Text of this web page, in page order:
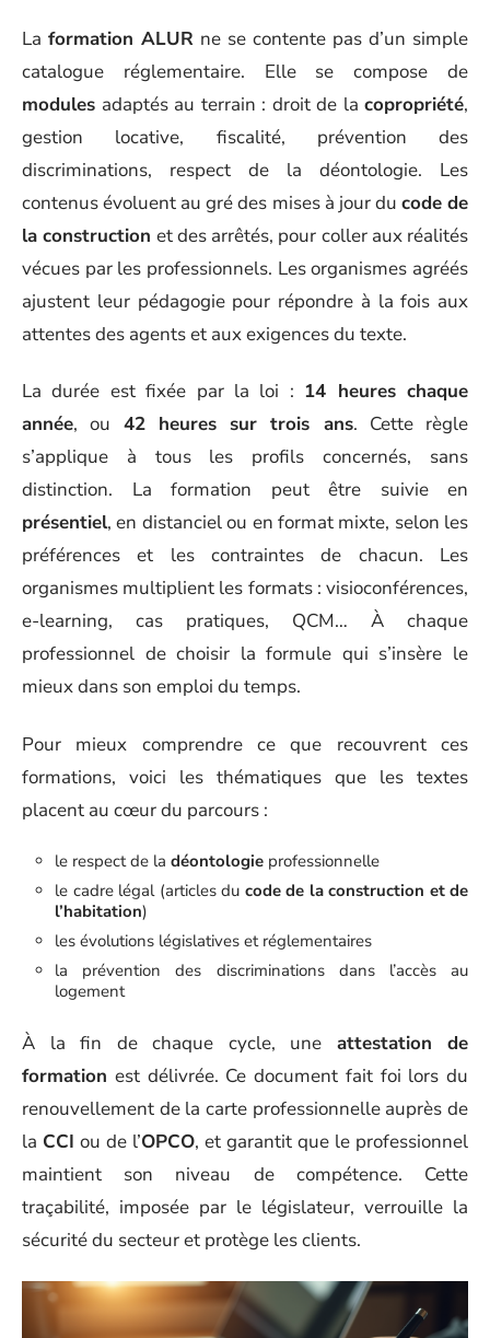
La formation ALUR ne se contente pas d’un simple
catalogue réglementaire. Elle se compose de
modules adaptés au terrain : droit de la copropriété,
gestion locative, fiscalité, prévention des
discriminations, respect de la déontologie. Les
contenus évoluent au gré des mises à jour du code de
la construction et des arrêtés, pour coller aux réalités
vécues par les professionnels. Les organismes agréés
ajustent leur pédagogie pour répondre à la fois aux
attentes des agents et aux exigences du texte.
La durée est fixée par la loi : 14 heures chaque
année, ou 42 heures sur trois ans. Cette règle
s’applique à tous les profils concernés, sans
distinction. La formation peut être suivie en
présentiel, en distanciel ou en format mixte, selon les
préférences et les contraintes de chacun. Les
organismes multiplient les formats : visioconférences,
e-learning, cas pratiques, QCM… À chaque
professionnel de choisir la formule qui s’insère le
mieux dans son emploi du temps.
Pour mieux comprendre ce que recouvrent ces
formations, voici les thématiques que les textes
placent au cœur du parcours :
le respect de la déontologie professionnelle
le cadre légal (articles du code de la construction et de
l’habitation)
les évolutions législatives et réglementaires
la prévention des discriminations dans l’accès au
logement
À la fin de chaque cycle, une attestation de
formation est délivrée. Ce document fait foi lors du
renouvellement de la carte professionnelle auprès de
la CCI ou de l’OPCO, et garantit que le professionnel
maintient son niveau de compétence. Cette
traçabilité, imposée par le législateur, verrouille la
sécurité du secteur et protège les clients.